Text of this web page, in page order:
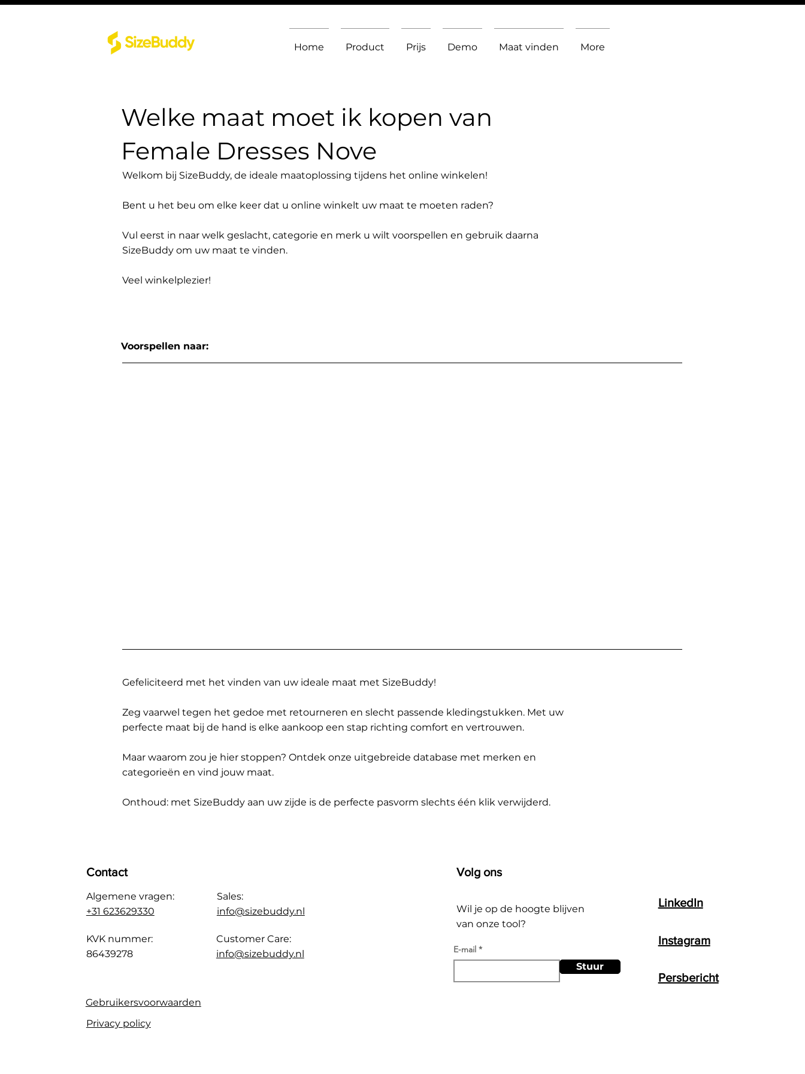
Home Product Prijs Demo Maat vinden More
Welke maat moet ik kopen van
Female Dresses Nove
Welkom bij SizeBuddy, de ideale maatoplossing tijdens het online winkelen!
Bent u het beu om elke keer dat u online winkelt uw maat te moeten raden?
Vul eerst in naar welk geslacht, categorie en merk u wilt voorspellen en gebruik daarna
SizeBuddy om uw maat te vinden.
Veel winkelplezier!
Voorspellen naar:
Gefeliciteerd met het vinden van uw ideale maat met SizeBuddy!
Zeg vaarwel tegen het gedoe met retourneren en slecht passende kledingstukken. Met uw
perfecte maat bij de hand is elke aankoop een stap richting comfort en vertrouwen.
Maar waarom zou je hier stoppen? Ontdek onze uitgebreide database met merken en
categorieën en vind jouw maat.
Onthoud: met SizeBuddy aan uw zijde is de perfecte pasvorm slechts één klik verwijderd.
Contact
Algemene vragen:
+31 623629330
KVK nummer:
86439278
Sales:
info@sizebuddy.nl
Customer Care:
info@sizebuddy.nl
Gebruikersvoorwaarden
Privacy policy
Volg ons
Wil je op de hoogte blijven
van onze tool?
E-mail
Stuur
LinkedIn
Instagram
Persbericht